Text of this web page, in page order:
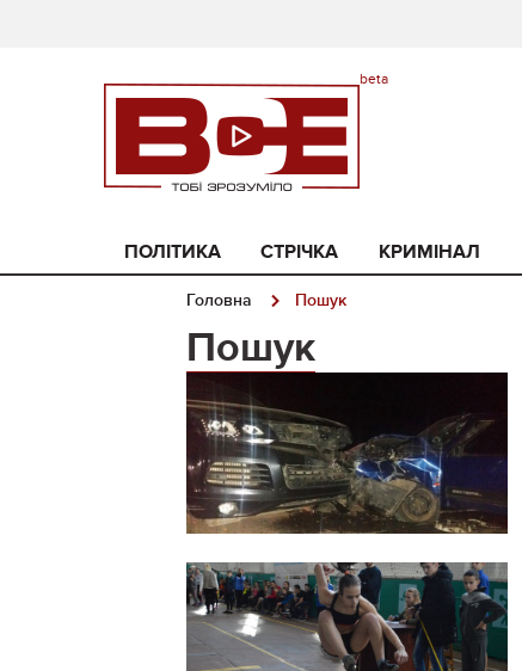
ПОЛІТИКА СТРІЧКА КРИМІНАЛ
Головна Пошук
Пошук